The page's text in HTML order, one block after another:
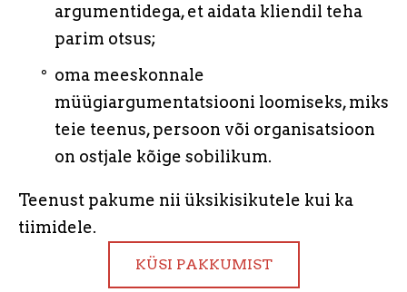
argumentidega, et aidata kliendil teha
parim otsus;
oma meeskonnale
müügiargumentatsiooni loomiseks, miks
teie teenus, persoon või organisatsioon
on ostjale kõige sobilikum.
Teenust pakume nii üksikisikutele kui ka
tiimidele.
KÜSI PAKKUMIST